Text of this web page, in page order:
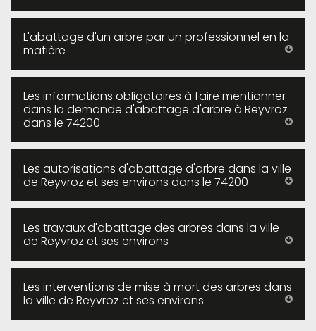
L'abattage d'un arbre par un professionnel en la
matière
Les informations obligatoires à faire mentionner
dans la demande d'abattage d'arbre à Reyvroz
dans le 74200
Les autorisations d'abattage d'arbre dans la ville
de Reyvroz et ses environs dans le 74200
Les travaux d'abattage des arbres dans la ville
de Reyvroz et ses environs
Les interventions de mise à mort des arbres dans
la ville de Reyvroz et ses environs